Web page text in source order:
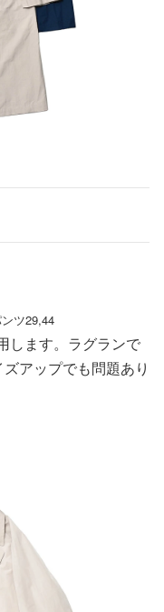
ツ29,44
します。ラグランで
アップでも問題あり